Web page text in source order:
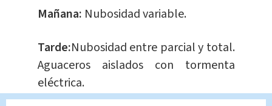
Mañana: Nubosidad variable.
Tarde:Nubosidad entre parcial y total.
Aguaceros aislados con tormenta
eléctrica.